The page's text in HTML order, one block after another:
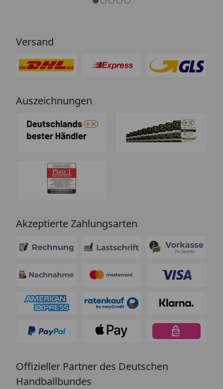
Versand
Auszeichnungen
Akzeptierte Zahlungsarten
Offizieller Partner des Deutschen
Handballbundes